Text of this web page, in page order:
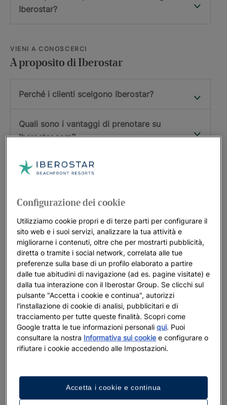
Iberostar?
VIENI A CONOSCERCI
A proposito di Iberostar
Perché i clienti scelgono Iberostar?
Quali sono i vantaggi di prenotare su
Iberostar.com?
Cos’è il “miglior prezzo garantito”?
Iberostar dispone di un programma di
intrattenimento per bambini?
Cos'è Iberostar Star Prestige?
Cos'è Aliveness d'Iberostar?
Cos'è l'Honest Food d'Iberostar?
VIENI A FARNE PARTE
Comunità Horizons
Che cos’è Iberostar Horizons? Quali
vantaggi offre?
Configurazione dei cookie
Utilizziamo cookie propri e di terze parti per configurare il
sito web e i suoi servizi, analizzare la tua attività e
migliorarne i contenuti, oltre che per mostrarti pubblicità,
diretta o tramite i social network, correlata alle tue
preferenze sulla base di un profilo elaborato a partire
dalle tue abitudini di navigazione (ad es. pagine visitate) e
dalla tua interazione con il Iberostar Group. Se clicchi sul
pulsante "Accetta i cookie e continua", autorizzi
l'installazione di cookie di analisi, pubblicitari e di
tracciamento per tutte queste finalità. Scopri come
Google tratta le tue informazioni personaliqui. Puoi
consultare la nostra Informativa sui cookie e configurare o
rifiutare i cookie accedendo alle Impostazioni.
Accetta i cookie e continua